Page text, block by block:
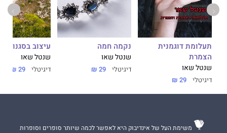
תעלומת דוגמנית
הצמרת
שנטל שאו
דיגיטלי 29 ₪
נקמה חמה
שנטל שאו
דיגיטלי 29 ₪
עיצוב בסגנון
שנטל שאו
דיגיטלי 29 ₪
משימת העל של אינדיבוק היא לאפשר לכמה שיותר סופרים וסופרות